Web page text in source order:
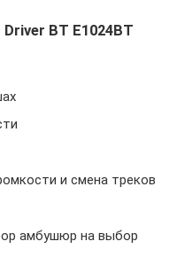
Driver BT E1024BT
и смена треков
амбушюр на выбор